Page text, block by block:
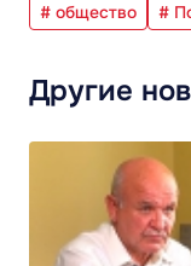
# общество #
Другие